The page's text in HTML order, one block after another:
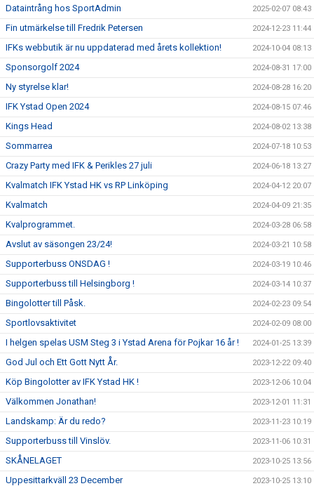
Dataintrång hos SportAdmin 2025-02-07 08:43
Fin utmärkelse till Fredrik Petersen 2024-12-23 11:44
IFKs webbutik är nu uppdaterad med årets kollektion! 2024-10-04 08:13
Sponsorgolf 2024 2024-08-31 17:00
Ny styrelse klar! 2024-08-28 16:20
IFK Ystad Open 2024 2024-08-15 07:46
Kings Head 2024-08-02 13:38
Sommarrea 2024-07-18 10:53
Crazy Party med IFK & Perikles 27 juli 2024-06-18 13:27
Kvalmatch IFK Ystad HK vs RP Linköping 2024-04-12 20:07
Kvalmatch 2024-04-09 21:35
Kvalprogrammet. 2024-03-28 06:58
Avslut av säsongen 23/24! 2024-03-21 10:58
Supporterbuss ONSDAG ! 2024-03-19 10:46
Supporterbuss till Helsingborg ! 2024-03-14 10:37
Bingolotter till Påsk. 2024-02-23 09:54
Sportlovsaktivitet 2024-02-09 08:00
I helgen spelas USM Steg 3 i Ystad Arena för Pojkar 16 år ! 2024-01-25 13:39
God Jul och Ett Gott Nytt År. 2023-12-22 09:40
Köp Bingolotter av IFK Ystad HK ! 2023-12-06 10:04
Välkommen Jonathan! 2023-12-01 11:31
Landskamp: Är du redo? 2023-11-23 10:19
Supporterbuss till Vinslöv. 2023-11-06 10:31
SKÅNELAGET 2023-10-25 13:56
Uppesittarkväll 23 December 2023-10-25 13:10